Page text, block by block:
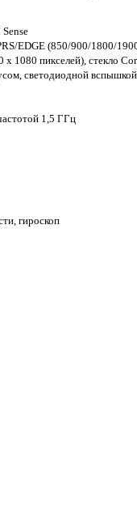
EDGE (850/900/1800/
1080 пикселей), стекло
светодиодной
1,5 ГГц
гироскоп